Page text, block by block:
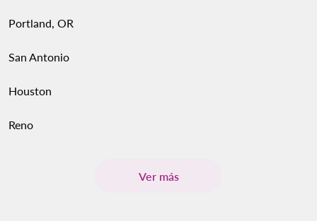
Portland, OR
San Antonio
Houston
Reno
Ver más